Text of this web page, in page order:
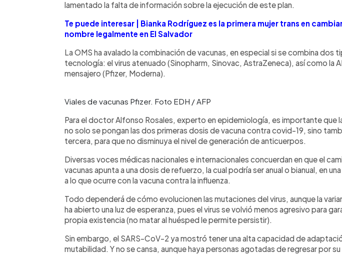
lamentado la falta de información sobre la ejecución de este plan.
Te puede interesar | Bianka Rodríguez es la primera mujer trans en
nombre legalmente en El Salvador
La OMS ha avalado la combinación de vacunas, en especial si se combina dos
tecnología: el virus atenuado (Sinopharm, Sinovac, AstraZeneca), así como la
mensajero (Pfizer, Moderna).
Viales de vacunas Pfizer. Foto EDH / AFP
Para el doctor Alfonso Rosales, experto en epidemiología, es importante que
no solo se pongan las dos primeras dosis de vacuna contra covid-19, sino
tercera, para que no disminuya el nivel de generación de anticuerpos.
Diversas voces médicas nacionales e internacionales concuerdan en que el
vacunas apunta a una dosis de refuerzo, la cual podría ser anual o bianual, en una
a lo que ocurre con la vacuna contra la influenza.
Todo dependerá de cómo evolucionen las mutaciones del virus, aunque la
ha abierto una luz de esperanza, pues el virus se volvió menos agresivo para
propia existencia (no matar al huésped le permite persistir).
Sin embargo, el SARS-CoV-2 ya mostró tener una alta capacidad de
mutabilidad. Y no se cansa, aunque haya personas agotadas de regresar por su